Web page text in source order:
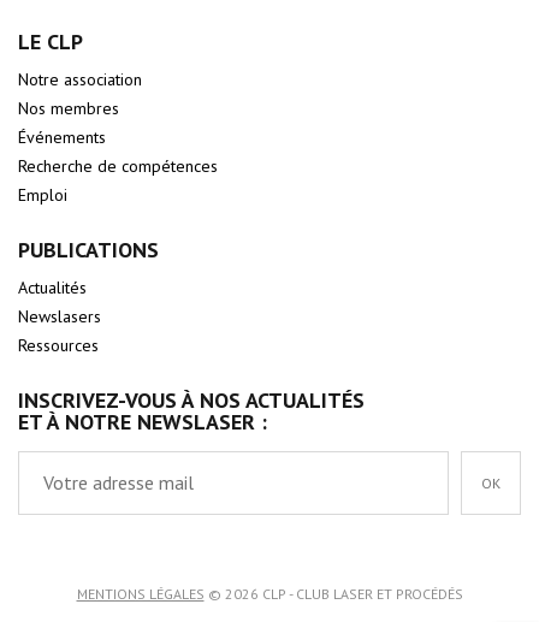
LE CLP
Notre association
Nos membres
Événements
Recherche de compétences
Emploi
PUBLICATIONS
Actualités
Newslasers
Ressources
INSCRIVEZ-VOUS À NOS ACTUALITÉS
ET À NOTRE NEWSLASER :
OK
MENTIONS LÉGALES © 2026 CLP - CLUB LASER ET PROCÉDÉS